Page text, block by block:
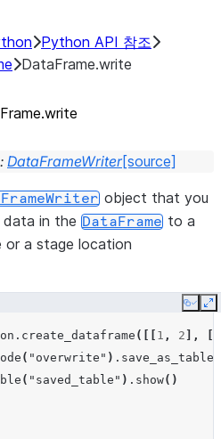
Python API 참조
DataFrame.write
: DataFrameWriter[source]
object that you
in the DataFrame to a
or a stage location
Copy
. create_dataframe ([[ 1 , 2 ],
( "overwrite" ) . save_as_table
( "saved_table" ) . show()